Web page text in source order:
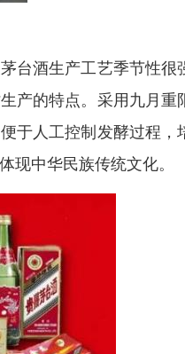
台酒生产工艺季节性
产的特点。采用九月
于人工控制发酵过程，
现中华民族传统文化。